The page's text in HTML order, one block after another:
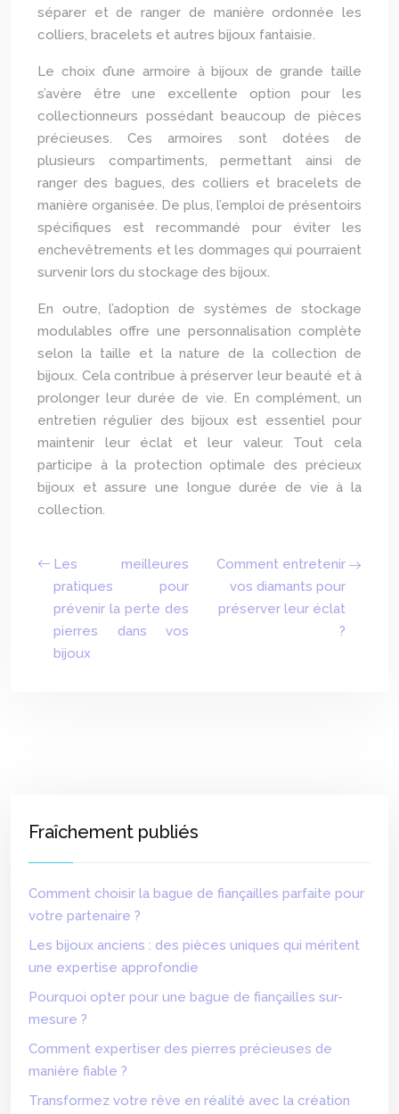
séparer et de ranger de manière ordonnée les
colliers, bracelets et autres bijoux fantaisie.
Le choix d’une armoire à bijoux de grande taille
s’avère être une excellente option pour les
collectionneurs possédant beaucoup de pièces
précieuses. Ces armoires sont dotées de
plusieurs compartiments, permettant ainsi de
ranger des bagues, des colliers et bracelets de
manière organisée. De plus, l’emploi de présentoirs
spécifiques est recommandé pour éviter les
enchevêtrements et les dommages qui pourraient
survenir lors du stockage des bijoux.
En outre, l’adoption de systèmes de stockage
modulables offre une personnalisation complète
selon la taille et la nature de la collection de
bijoux. Cela contribue à préserver leur beauté et à
prolonger leur durée de vie. En complément, un
entretien régulier des bijoux est essentiel pour
maintenir leur éclat et leur valeur. Tout cela
participe à la protection optimale des précieux
bijoux et assure une longue durée de vie à la
collection.
Les meilleures
pratiques pour
prévenir la perte des
pierres dans vos
bijoux
Comment entretenir
vos diamants pour
préserver leur éclat
?
Fraîchement publiés
Comment choisir la bague de fiançailles parfaite pour
votre partenaire ?
Les bijoux anciens : des pièces uniques qui méritent
une expertise approfondie
Pourquoi opter pour une bague de fiançailles sur-
mesure ?
Comment expertiser des pierres précieuses de
manière fiable ?
Transformez votre rêve en réalité avec la création